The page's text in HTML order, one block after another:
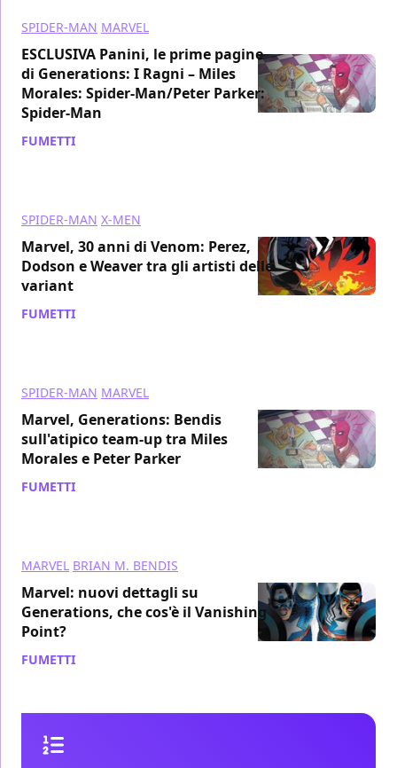
SPIDER-MAN MARVEL
ESCLUSIVA Panini, le prime pagine
di Generations: I Ragni – Miles
Morales: Spider-Man/Peter Parker:
Spider-Man
FUMETTI
SPIDER-MAN X-MEN
Marvel, 30 anni di Venom: Perez,
Dodson e Weaver tra gli artisti delle
variant
FUMETTI
SPIDER-MAN MARVEL
Marvel, Generations: Bendis
sull'atipico team-up tra Miles
Morales e Peter Parker
FUMETTI
MARVEL BRIAN M. BENDIS
Marvel: nuovi dettagli su
Generations, che cos'è il Vanishing
Point?
FUMETTI